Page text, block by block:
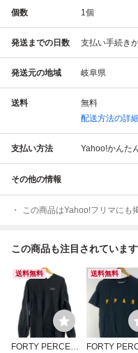
個数 1個
発送までの日数 支払い手続き
発送元の地域 岐阜県
送料
無料
配送方法の詳細
支払い方法 Yahoo!かんた
その他の情報
この商品はYahoo!フリマにも
この商品も注目されています
送料無料
FORTY PERCEN
送料無料
FORTY